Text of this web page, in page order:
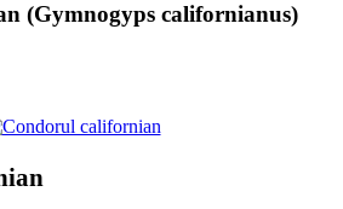
(Gymnogyps californianus)